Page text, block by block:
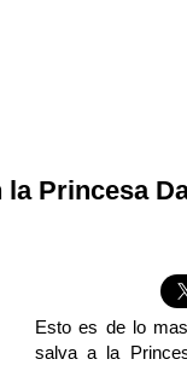
Princesa
Esto es de lo
salva a la